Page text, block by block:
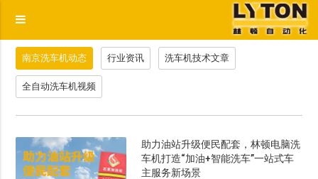
南京洗车机动态 行业资讯 洗车机技术文章
全自动洗车机视频
助力油站升级便民配套，林顿电脑洗
车机打造“加油+智能洗车”一站式车
主服务新场景